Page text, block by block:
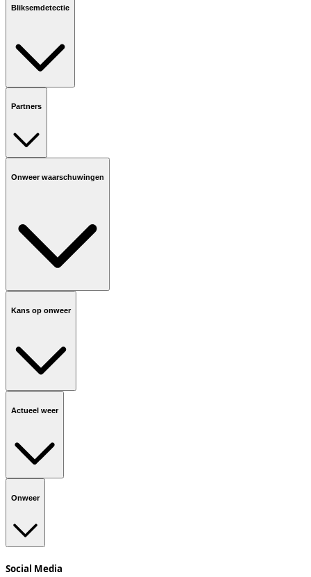
Bliksemdetectie
Partners
Onweer waarschuwingen
Kans op onweer
Actueel weer
Onweer
Social Media